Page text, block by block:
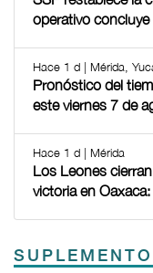
operativo
Hace 1 d | Mérida,
Pronóstico del
este viernes 7 de
Hace 1 d | Mérida
Los Leones
victoria en